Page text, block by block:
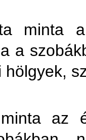
minta
a
hölgyek,
az